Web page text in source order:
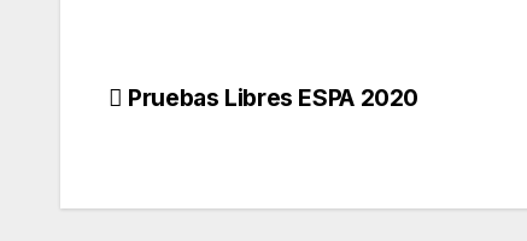
Navegación
entradas
Pruebas Libres ESPA 2020